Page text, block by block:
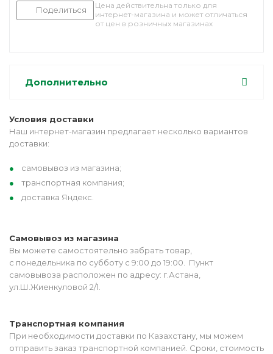
Поделиться
Цена действительна только для
интернет-магазина и может отличаться
от цен в розничных магазинах
Дополнительно
Условия доставки
Наш интернет-магазин предлагает несколько вариантов
доставки:
самовывоз из магазина;
транспортная компания;
доставка Яндекс.
Самовывоз из магазина
Вы можете самостоятельно забрать товар,
с понедельника по субботу с 9:00 до 19:00. Пункт
самовывоза расположен по адресу: г.Астана,
ул.Ш.Жиенкуловой 2/1.
Транспортная компания
При необходимости доставки по Казахстану, мы можем
отправить заказ транспортной компанией. Сроки, стоимость